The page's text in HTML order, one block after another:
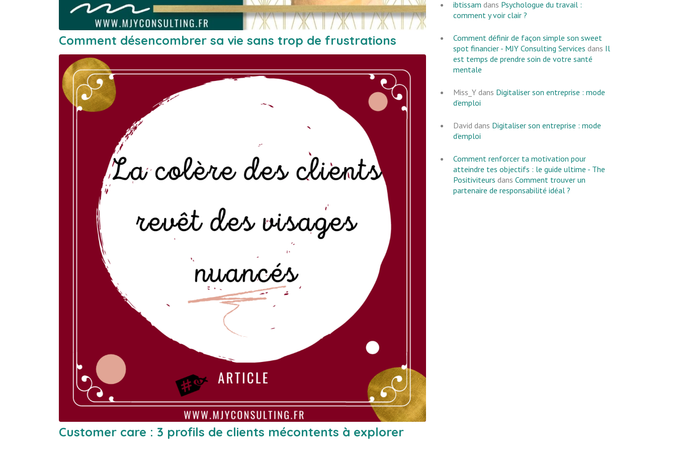
Comment désencombrer sa vie sans trop de frustrations
Customer care : 3 profils de clients mécontents à explorer
ibtissam dans Psychologue du travail :
comment y voir clair ?
Comment définir de façon simple son sweet
spot financier - MJY Consulting Services dans Il
est temps de prendre soin de votre santé
mentale
Miss_Y dans Digitaliser son entreprise : mode
d’emploi
David dans Digitaliser son entreprise : mode
d’emploi
Comment renforcer ta motivation pour
atteindre tes objectifs : le guide ultime - The
Positiviteurs dans Comment trouver un
partenaire de responsabilité idéal ?